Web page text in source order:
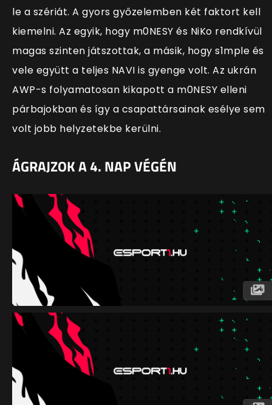
le a szériát. A gyors győzelemben két faktort kell
kiemelni. Az egyik, hogy m0NESY és NiKo rendkívül
magas szinten játszottak, a másik, hogy s1mple és
vele együtt a teljes NAVI is gyenge volt. Az ukrán
AWP-s folyamatosan kikapott a m0NESY elleni
párbajokban és így a csapattársainak esélye sem
volt jobb helyzetekbe kerülni.
ÁGRAJZOK A 4. NAP VÉGÉN